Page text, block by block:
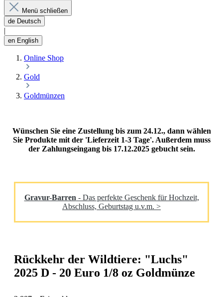
Menü schließen
de Deutsch
en English
Online Shop
Gold
Goldmünzen
Wünschen Sie eine Zustellung bis zum 24.12., dann wählen
Sie Produkte mit der 'Lieferzeit 1-3 Tage'. Außerdem muss
der Zahlungseingang bis 17.12.2025 gebucht sein.
Gravur-Barren - Das perfekte Geschenk für Hochzeit,
Abschluss, Geburtstag u.v.m. >
Rückkehr der Wildtiere: "Luchs"
2025 D - 20 Euro 1/8 oz Goldmünze